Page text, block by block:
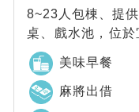
8~23人包棟、提
桌、戲水池，位於
一處結合自然與
美味早餐
麻將出借